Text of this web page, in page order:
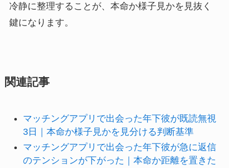
冷静に整理することが、本命か様子見かを見抜く
鍵になります。
関連記事
マッチングアプリで出会った年下彼が既読無視
3日｜本命か様子見かを見分ける判断基準
マッチングアプリで出会った年下彼が急に返信
のテンションが下がった｜本命か距離を置きた